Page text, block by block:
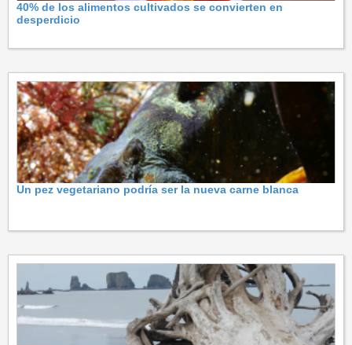
40% de los alimentos cultivados se convierten en
desperdicio
Un pez vegetariano podría ser la nueva carne blanca